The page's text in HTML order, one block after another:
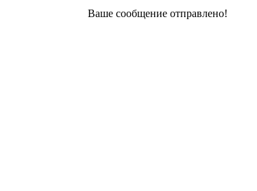
Ваше сообщение отправлено!